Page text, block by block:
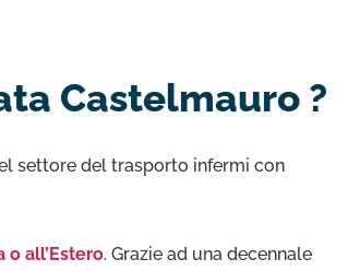
Castelmauro ?
settore del trasporto infermi con
all’Estero. Grazie ad una decennale